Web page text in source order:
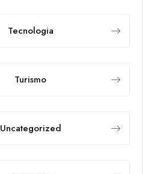
Tecnologia
Turismo
Uncategorized